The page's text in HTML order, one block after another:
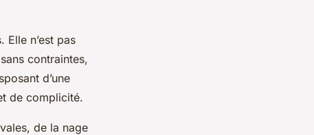
n’est pas
contraintes,
d’une
de complicité.
de la nage